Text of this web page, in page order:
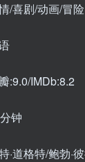
剧/动画/冒险
IMDb:8.2
钟
格特/鲍勃·彼